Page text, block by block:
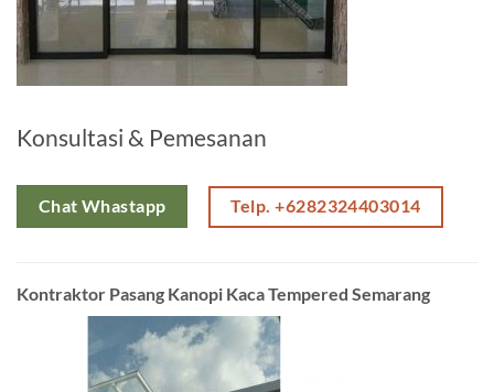
Konsultasi & Pemesanan
Chat Whastapp Telp. +6282324403014
Kontraktor Pasang Kanopi Kaca Tempered Semarang